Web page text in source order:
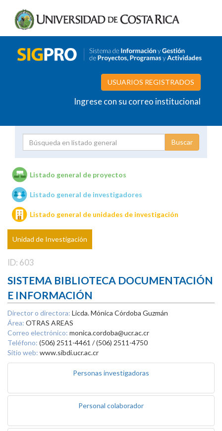
USUARIOS REGISTRADOS
Ingrese con su correo institucional
Unidades de investigación
Listado general de proyectos
Listado general de investigadores
Listado general de unidades de investigación
Unidad de Investigación
ID: 603
SISTEMA BIBLIOTECA DOCUMENTACIÓN
E INFORMACIÓN
Director o directora: Licda. Mónica Córdoba Guzmán
Área: OTRAS AREAS
Correo electrónico: monica.cordoba@ucr.ac.cr
Teléfono: (506) 2511-4461 / (506) 2511-4750
Sitio web: www.sibdi.ucr.ac.cr
Personas investigadoras
Personal colaborador